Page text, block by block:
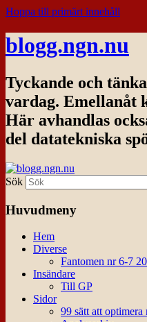
Hoppa till primärt innehåll
blogg.ngn.nu
Tyckande och
vardag. Emellanåt
Här avhandlas
del datatekniska
Sök
Huvudmeny
Hem
Diverse
Fantomen nr 6-7
Insändare
Till GP
Sidor
99 sätt att